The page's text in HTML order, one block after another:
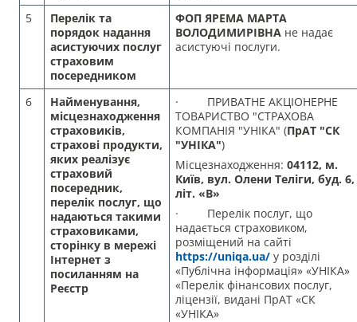
5
Перелік та
порядок надання
асистуючих послуг
страховим
посередником
ФОП ЯРЕМА МАРТА
ВОЛОДИМИРІВНА не надає
асистуючі послуги.
6
Найменування,
місцезнаходження
страховиків,
страхові продукти,
яких реалізує
страховий
посередник,
перелік послуг, що
надаються такими
страховиками,
сторінку в мережі
Інтернет з
посиланням на
Реєстр
· ПРИВАТНЕ АКЦІОНЕРНЕ
ТОВАРИСТВО "СТРАХОВА
КОМПАНІЯ "УНІКА" (ПрАТ "СК
"УНІКА")
Місцезнаходження: 04112, м.
Київ, вул. Олени Теліги, буд. 6,
літ. «В»
· Перелік послуг, що
надається страховиком,
розміщений на сайті
https://uniqa.ua/ у розділі
«Публічна інформація» «УНІКА»
«Перелік фінансових послуг,
ліцензії, видані ПрАТ «СК
«УНІКА»